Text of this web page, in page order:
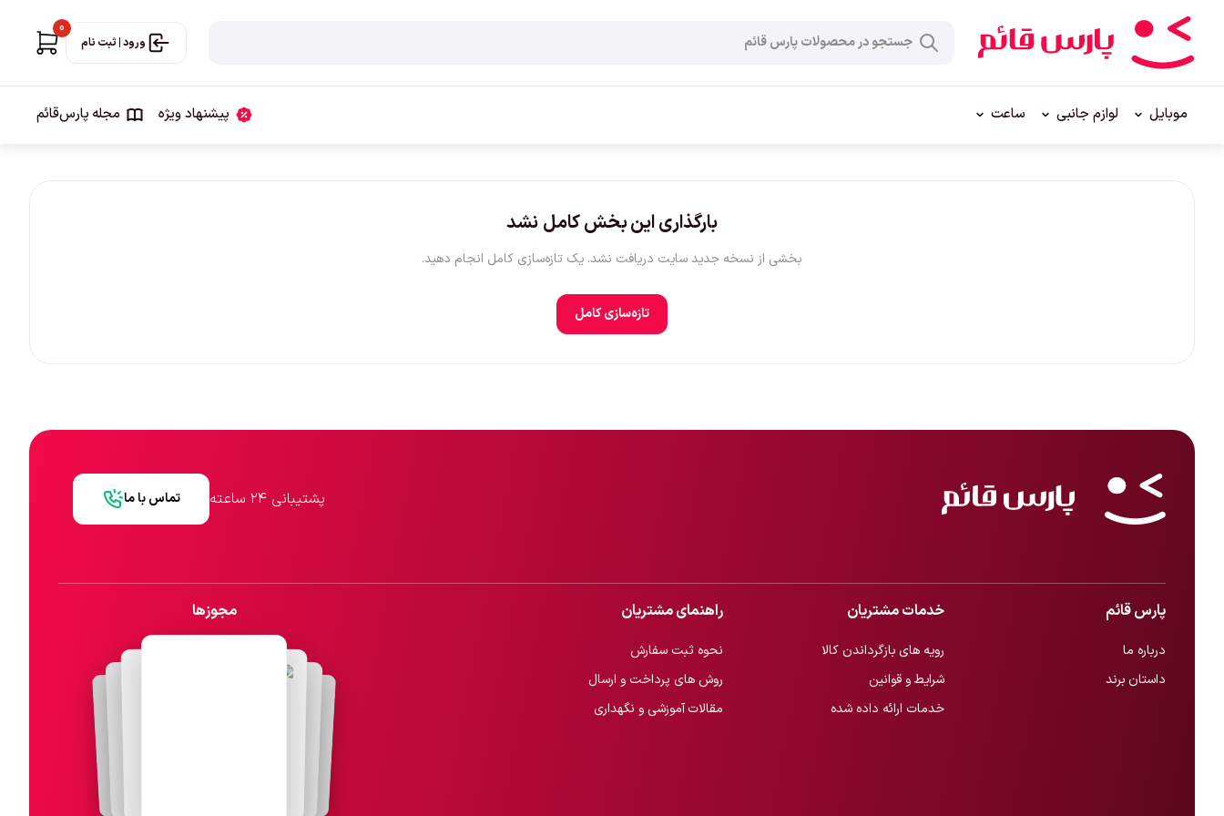
ورود | ثبت نام
0
موبایل لوازم جانبی ساعت پیشنهاد ویژه مجله‌ پارس‌قائم
بارگذاری این بخش کامل نشد
بخشی از نسخه جدید سایت دریافت نشد. یک تازه‌سازی کامل انجام دهید.
تازه‌سازی کامل
پشتیبانی ۲۴ ساعته تماس با ما
پارس قائم
درباره ما
داستان برند
خدمات مشتریان
رویه های بازگرداندن کالا
شرایط و قوانین
خدمات ارائه داده شده
راهنمای مشتریان
نحوه ثبت سفارش
روش های پرداخت و ارسال
مقالات آموزشی و نگهداری
مجوزها